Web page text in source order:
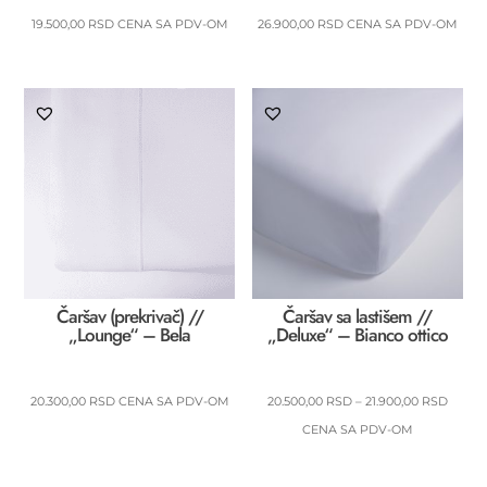
19.500,00 RSD CENA SA PDV-OM 26.900,00 RSD CENA SA PDV-OM
Čaršav (prekrivač) //
„Lounge“ – Bela
20.300,00 RSD CENA SA PDV-OM
Čaršav sa lastišem //
„Deluxe“ – Bianco ottico
20.500,00 RSD – 21.900,00 RSD
CENA SA PDV-OM